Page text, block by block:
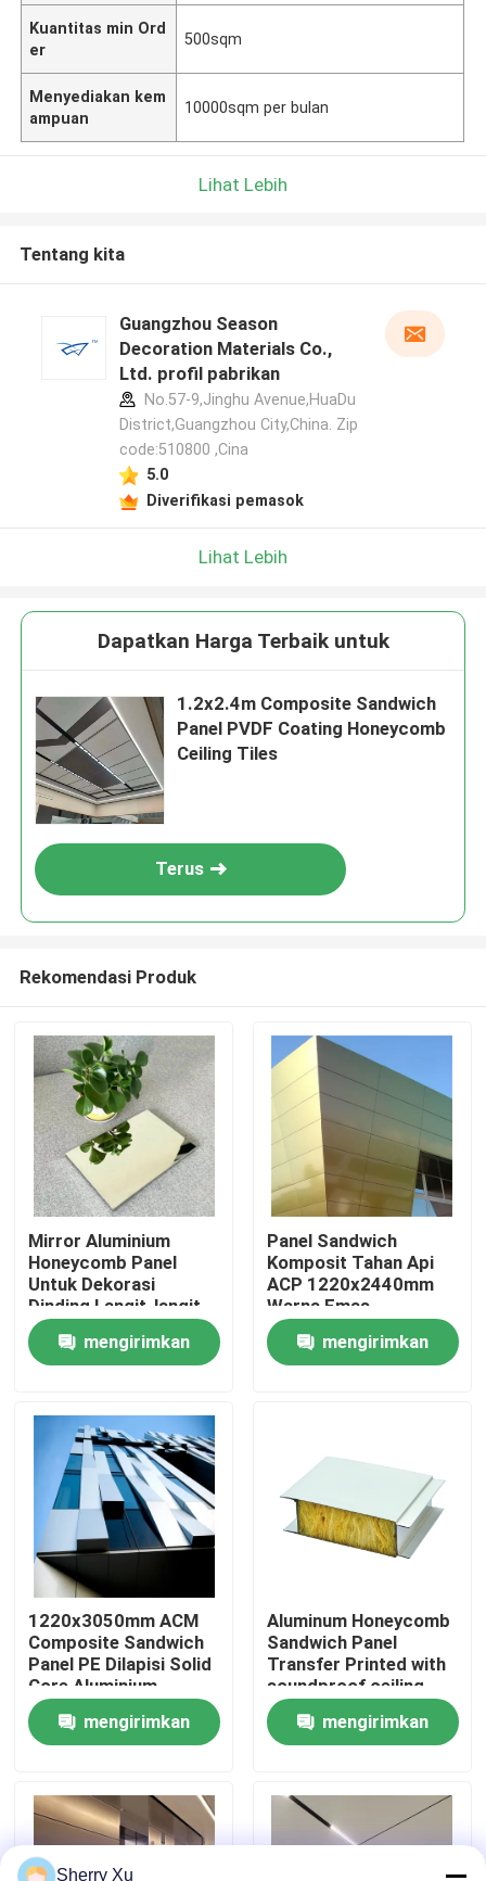
Rumah
Produk
Tentang kami
Tur pabrik
Kontrol Kualitas
Hubungi kami
Berita
Kasus-kasus
Permintaan Penawaran
Kuantitas min Ord
er
500sqm
Menyediakan kem
ampuan
10000sqm per bulan
Lihat Lebih
Tentang kita
Guangzhou Season
Decoration Materials Co.,
Ltd. profil pabrikan
No.57-9,Jinghu Avenue,HuaDu
District,Guangzhou City,China. Zip
code:510800 ,Cina
5.0
Diverifikasi pemasok
Lihat Lebih
Dapatkan Harga Terbaik untuk
1.2x2.4m Composite Sandwich
Panel PVDF Coating Honeycomb
Ceiling Tiles
Terus
Rekomendasi Produk
Mirror Aluminium
Honeycomb Panel
Untuk Dekorasi
Dinding Langit-langit
mengirimkan
Panel Sandwich
Komposit Tahan Api
ACP 1220x2440mm
Warna Emas
mengirimkan
1220x3050mm ACM
Composite Sandwich
Panel PE Dilapisi Solid
Core Aluminium
Composite Panel
mengirimkan
Aluminum Honeycomb
Sandwich Panel
Transfer Printed with
soundproof ceiling
mengirimkan
Sherry Xu